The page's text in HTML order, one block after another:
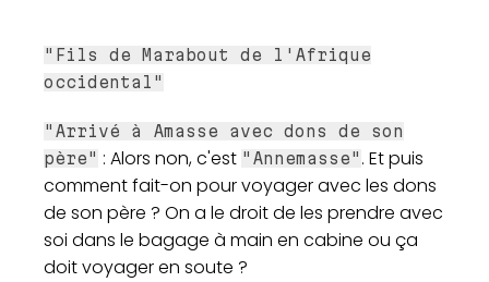
"Fils de Marabout de l'Afrique
occidental"
"Arrivé à Amasse avec dons de son
père" : Alors non, c'est "Annemasse" . Et puis
comment fait-on pour voyager avec les dons
de son père ? On a le droit de les prendre avec
soi dans le bagage à main en cabine ou ça
doit voyager en soute ?